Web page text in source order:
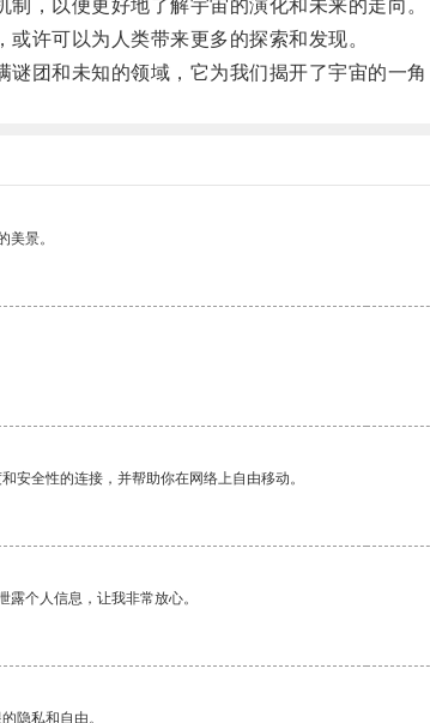
，以便更好地了解宇宙的演化和未来的走向。
许可以为人类带来更多的探索和发现。
和未知的领域，它为我们揭开了宇宙的一角
美景。
安全性的连接，并帮助你在网络上自由移动。
个人信息，让我非常放心。
隐私和自由。